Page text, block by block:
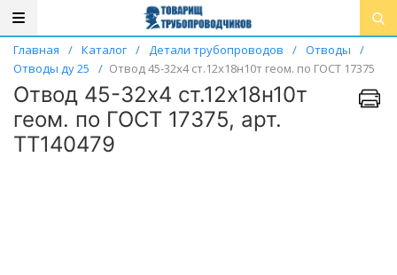
Главная / Каталог / Детали трубопроводов / Отводы
/
Отводы ду 25
/ Отвод 45-32х4 ст.12х18н10т геом. по ГОСТ 17375
Отвод 45-32х4 ст.12х18н10т
геом. по ГОСТ 17375, арт.
ТТ140479